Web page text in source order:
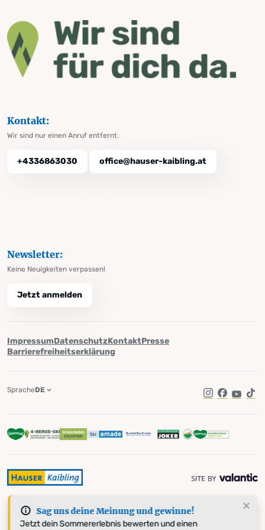
Sag uns deine Meinung und gewinne!
Jetzt dein Sommererlebnis bewerten und einen
Kontakt:
Wir sind nur einen Anruf entfernt.
+4336863030 office@hauser-kaibling.at
Newsletter:
Keine Neuigkeiten verpassen!
Jetzt anmelden
ImpressumDatenschutzKontaktPresse
Barrierefreiheitserklärung
Instagram
Facebook
SpracheDE